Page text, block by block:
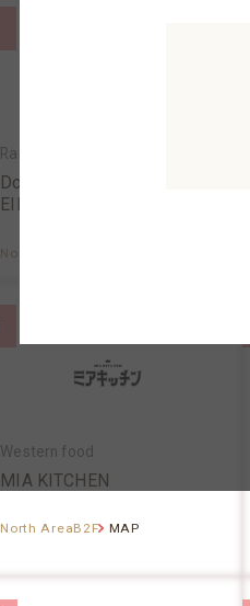
Ramen/Gyoza
Dotonbori KAMUKURA✕S
EIRAN
North AreaB2F
Western food
MIA KITCHEN
North AreaB2F MAP